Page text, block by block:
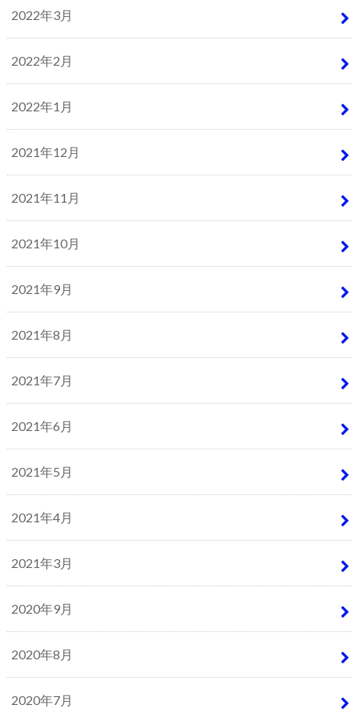
2022年3月
2022年2月
2022年1月
2021年12月
2021年11月
2021年10月
2021年9月
2021年8月
2021年7月
2021年6月
2021年5月
2021年4月
2021年3月
2020年9月
2020年8月
2020年7月